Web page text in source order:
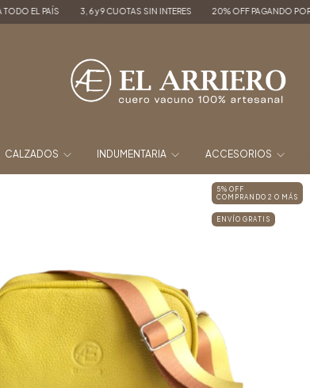
6 y 9 CUOTAS SIN INTERES 20% OFF PAGANDO POR TRANSFERENCIA
CALZADOS INDUMENTARIA ACCESORIOS
5% OFF
COMPRANDO 2 O MÁS
ENVÍO GRATIS